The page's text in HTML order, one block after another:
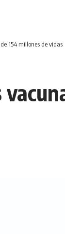
154 millones de vidas